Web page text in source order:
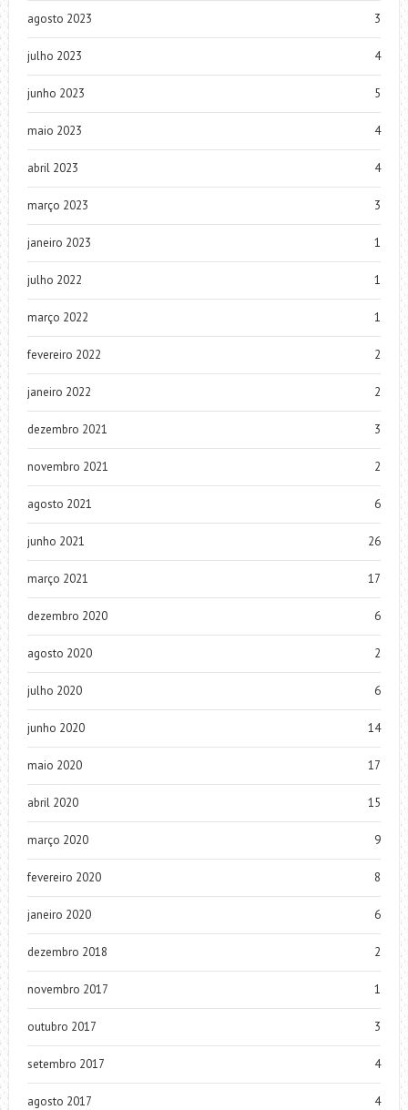
agosto 2023 3
julho 2023 4
junho 2023 5
maio 2023 4
abril 2023 4
março 2023 3
janeiro 2023 1
julho 2022 1
março 2022 1
fevereiro 2022 2
janeiro 2022 2
dezembro 2021 3
novembro 2021 2
agosto 2021 6
junho 2021 26
março 2021 17
dezembro 2020 6
agosto 2020 2
julho 2020 6
junho 2020 14
maio 2020 17
abril 2020 15
março 2020 9
fevereiro 2020 8
janeiro 2020 6
dezembro 2018 2
novembro 2017 1
outubro 2017 3
setembro 2017 4
agosto 2017 4